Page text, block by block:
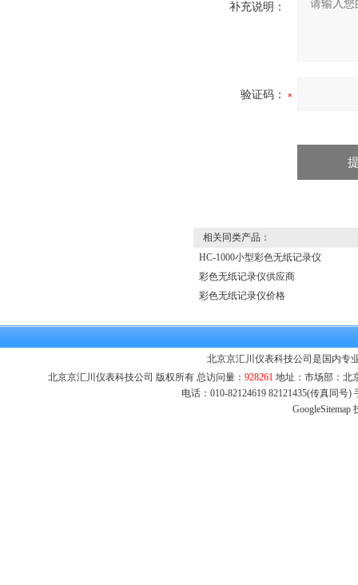
补充说明：
验证码：
相关同类产品：
HC-1000小型彩色无纸记录仪
彩色无纸记录仪供应商
彩色无纸记录仪价格
北京京汇川仪表科技公司是国内专
北京京汇川仪表科技公司 版权所有 总访问量： 928261地址：市场部：北
电话：010-82124619 82121435(传真同号
GoogleSitemap